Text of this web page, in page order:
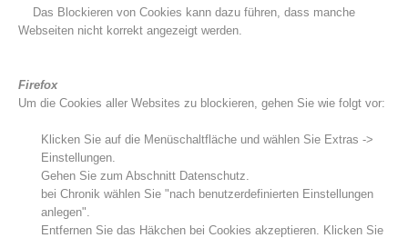
Das Blockieren von Cookies kann dazu führen, dass manche
Webseiten nicht korrekt angezeigt werden.
Firefox
Um die Cookies aller Websites zu blockieren, gehen Sie wie folgt vor:
Klicken Sie auf die Menüschaltfläche und wählen Sie Extras ->
Einstellungen.
Gehen Sie zum Abschnitt Datenschutz.
bei Chronik wählen Sie "nach benutzerdefinierten Einstellungen
anlegen".
Entfernen Sie das Häkchen bei Cookies akzeptieren. Klicken Sie